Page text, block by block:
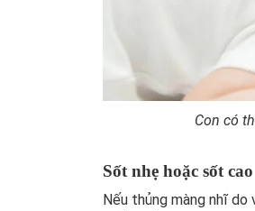
Con có
Sốt nhẹ hoặc sốt cao
Nếu thủng màng nhĩ